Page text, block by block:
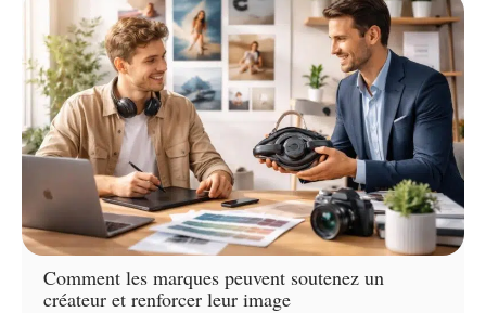
Comment les marques peuvent soutenez un
créateur et renforcer leur image